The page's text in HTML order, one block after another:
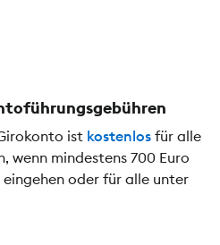
ist kostenlos für alle
wenn mindestens 700 Euro
oder für alle unter